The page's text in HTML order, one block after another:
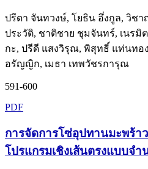
ปรีดา จันทวงษ์, โยธิน อึ่งกูล, วิช
ประวัติ, ชาติชาย ชุมจันทร์, เนรมิ
กะ, ปรีดี แสงวิรุณ, พิสุทธิ์ แท่นทอ
อรัญญิก, เมธา เทพวัชรการุณ
591-600
PDF
การจัดการโซ่อุปทานมะพร้า
โปรแกรมเชิงเส้นตรงแบบจำ